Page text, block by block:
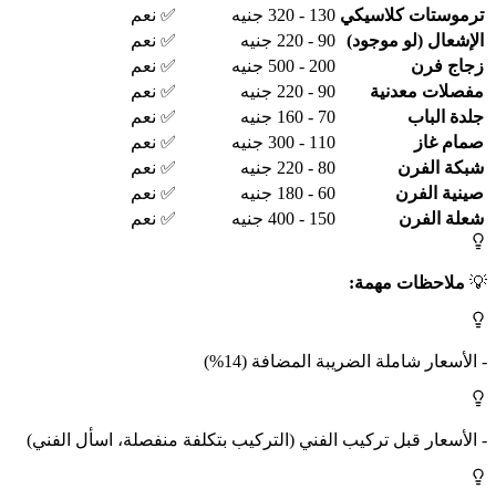
ترموستات كلاسيكي 130 - 320 جنيه
✅ نعم
الإشعال (لو موجود) 90 - 220 جنيه
✅ نعم
زجاج فرن
200 - 500 جنيه
✅ نعم
مفصلات معدنية
90 - 220 جنيه
✅ نعم
جلدة الباب
70 - 160 جنيه
✅ نعم
صمام غاز
110 - 300 جنيه
✅ نعم
شبكة الفرن
80 - 220 جنيه
✅ نعم
صينية الفرن
60 - 180 جنيه
✅ نعم
شعلة الفرن
150 - 400 جنيه ✅ نعم
💡 ملاحظات مهمة:
- الأسعار شاملة الضريبة المضافة (14%)
- الأسعار قبل تركيب الفني (التركيب بتكلفة منفصلة، اسأل الفني)